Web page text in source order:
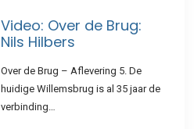
Video: Over de Brug:
Nils Hilbers
Over de Brug – Aflevering 5. De
huidige Willemsbrug is al 35 jaar de
verbinding…